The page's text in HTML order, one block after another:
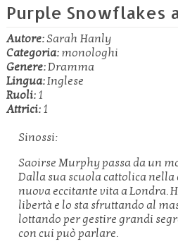
Purple Snowflakes
Autore:Sarah Hanly
Categoria:monologhi
Genere:Dramma
Lingua:Inglese
Ruoli:1
Attrici:1
Sinossi:
Saoirse Murphy passa da un
Dalla sua scuola cattolica
nuova eccitante vita a Londra.
libertà e lo sta sfruttando al
lottando per gestire grandi
con cui può parlare.